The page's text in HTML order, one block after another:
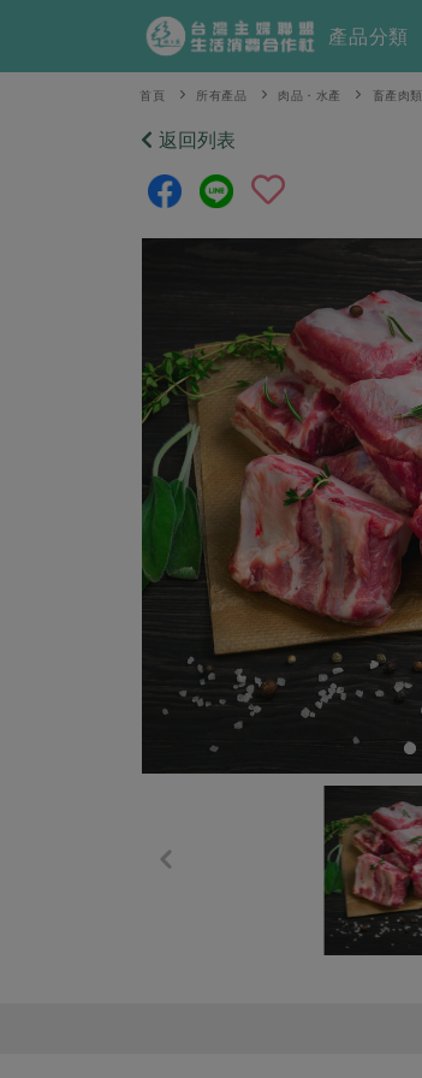
產品分類
首頁 所有產品 肉品・水產 畜產肉類
返回列表